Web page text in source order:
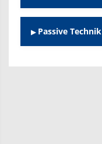
Passive Technik